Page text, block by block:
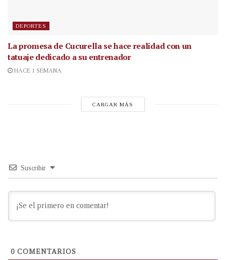
DEPORTES
La promesa de Cucurella se hace realidad con un
tatuaje dedicado a su entrenador
HACE 1 SEMANA
CARGAR MÁS
Suscribir
0 COMENTARIOS